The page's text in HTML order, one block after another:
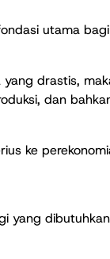
utama
drastis,
dan
ke
yang